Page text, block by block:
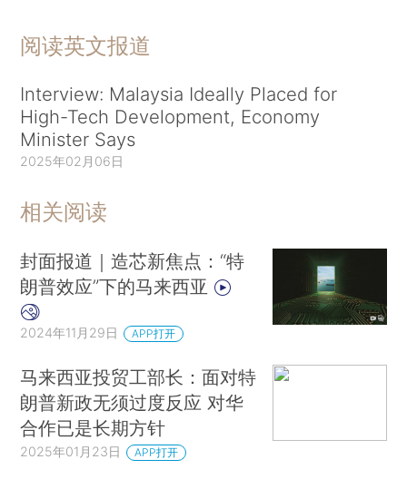
阅读英文报道
Interview: Malaysia Ideally Placed for
High-Tech Development, Economy
Minister Says
2025年02月06日
相关阅读
封面报道｜造芯新焦点：“特
朗普效应”下的马来西亚
2024年11月29日 APP打开
马来西亚投贸工部长：面对特
朗普新政无须过度反应 对华
合作已是长期方针
2025年01月23日 APP打开